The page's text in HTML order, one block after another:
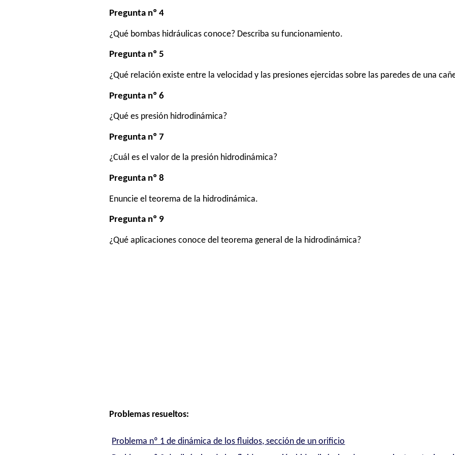
Pregunta nº 4
¿Qué bombas hidráulicas conoce? Describa su funcionamiento.
Pregunta nº 5
¿Qué relación existe entre la velocidad y las presiones ejercidas sobre las paredes de una
Pregunta nº 6
¿Qué es presión hidrodinámica?
Pregunta nº 7
¿Cuál es el valor de la presión hidrodinámica?
Pregunta nº 8
Enuncie el teorema de la hidrodinámica.
Pregunta nº 9
¿Qué aplicaciones conoce del teorema general de la hidrodinámica?
Problemas resueltos:
Problema nº 1 de dinámica de los fluidos, sección de un orificio